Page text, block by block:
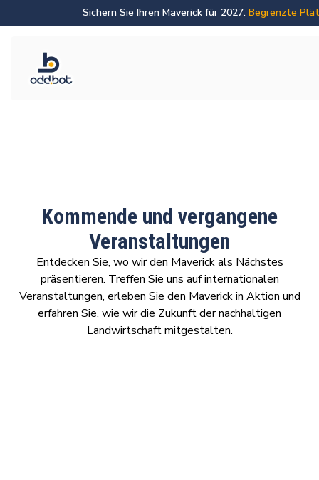
Sichern Sie Ihren Maverick für 2027. Begrenzte
Kommende und vergangene
Veranstaltungen
Entdecken Sie, wo wir den Maverick als Nächstes
präsentieren. Treffen Sie uns auf internationalen
Veranstaltungen, erleben Sie den Maverick in Aktion und
erfahren Sie, wie wir die Zukunft der nachhaltigen
Landwirtschaft mitgestalten.